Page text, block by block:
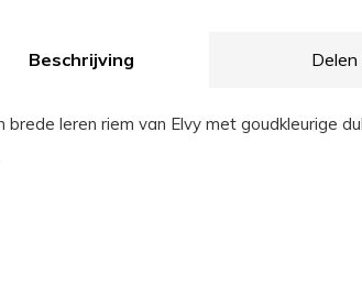
Beschrijving Delen
brede leren riem van Elvy met goudkleurige